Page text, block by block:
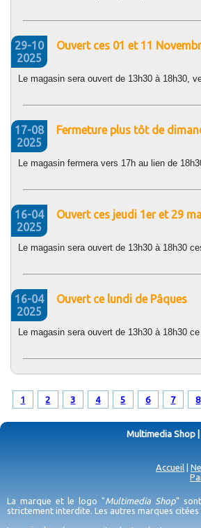
29-10
2025
Ouvert ces 01 et 11
Le magasin sera ouvert de 13h30 à 18h30,
17-08
2025
Fermeture plus tôt de
Le magasin fermera vers 17h au lien de
16-04
2025
Ouvert ces jeudi 1er et 29
Le magasin sera ouvert de 13h30 à 18h30
16-04
2025
Ouvert ce lundi de Pâques
Le magasin sera ouvert de 13h30 à 18h30
1 2 3 4 5 6 7 8
Multimedia Shop |
Accueil
La marque et le logo "Multimedia Shop"
strictement interdite. Les autres marques